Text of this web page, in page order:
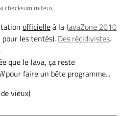
checksum miteux
officielleà la JavaZone 2010
les tentés). Des récidivistes.
que le Java, ça reste
pour faire un bête programme...
vieux)